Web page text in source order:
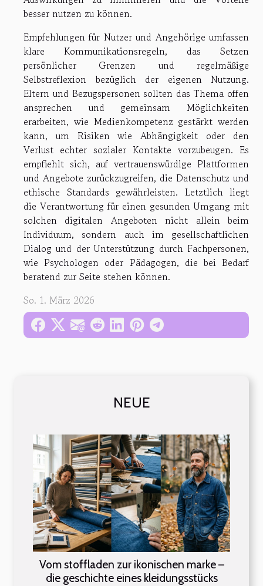
NEUE
Vom stoffladen zur ikonischen marke –
die geschichte eines kleidungsstücks
besser nutzen zu können.
Empfehlungen für Nutzer und Angehörige umfassen
klare Kommunikationsregeln, das Setzen
persönlicher Grenzen und regelmäßige
Selbstreflexion bezüglich der eigenen Nutzung.
Eltern und Bezugspersonen sollten das Thema offen
ansprechen und gemeinsam Möglichkeiten
erarbeiten, wie Medienkompetenz gestärkt werden
kann, um Risiken wie Abhängigkeit oder den
Verlust echter sozialer Kontakte vorzubeugen. Es
empfiehlt sich, auf vertrauenswürdige Plattformen
und Angebote zurückzugreifen, die Datenschutz und
ethische Standards gewährleisten. Letztlich liegt
die Verantwortung für einen gesunden Umgang mit
solchen digitalen Angeboten nicht allein beim
Individuum, sondern auch im gesellschaftlichen
Dialog und der Unterstützung durch Fachpersonen,
wie Psychologen oder Pädagogen, die bei Bedarf
beratend zur Seite stehen können.
So. 1. März 2026